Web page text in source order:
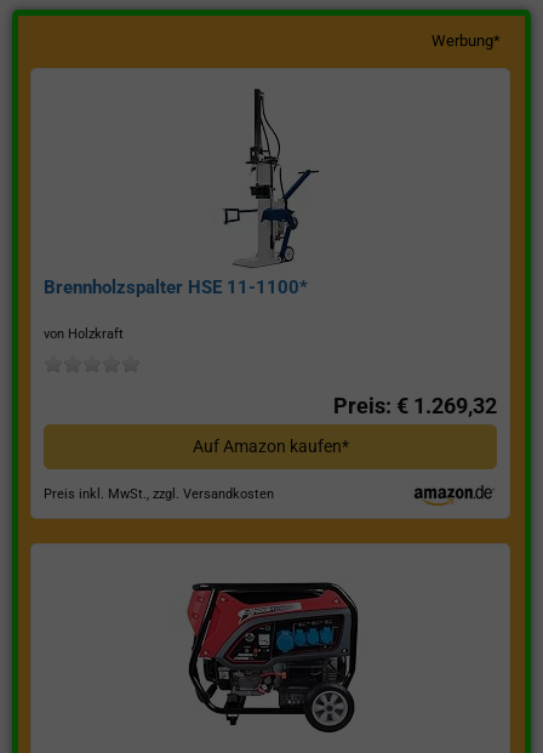
Werbung*
Brennholzspalter HSE 11-1100*
von Holzkraft
Preis: € 1.269,32
Auf Amazon kaufen*
Preis inkl. MwSt., zzgl. Versandkosten